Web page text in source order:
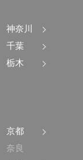
神奈川
千葉
栃木
京都
奈良